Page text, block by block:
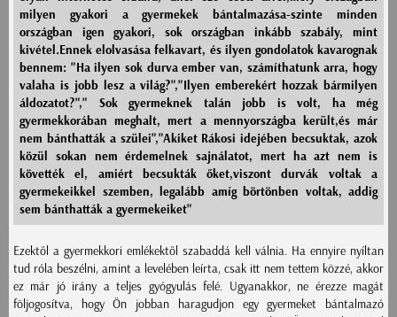
milyen gyakori a gyermekek bántalmazása-szinte minden
országban igen gyakori, sok országban inkább szabály, mint
kivétel.Ennek elolvasása felkavart, és ilyen gondolatok kavarognak
bennem: "Ha ilyen sok durva ember van, számíthatunk arra, hogy
valaha is jobb lesz a világ?","Ilyen emberekért hozzak bármilyen
áldozatot?"," Sok gyermeknek talán jobb is volt, ha még
gyermekkorában meghalt, mert a mennyországba került,és már
nem bánthatták a szülei","Akiket Rákosi idejében becsuktak, azok
közül sokan nem érdemelnek sajnálatot, mert ha azt nem is
követték el, amiért becsukták őket,viszont durvák voltak a
gyermekeikkel szemben, legalább amíg börtönben voltak, addig
sem bánthatták a gyermekeiket"
Ezektől a gyermekkori emlékektől szabaddá kell válnia. Ha ennyire nyíltan
tud róla beszélni, amint a levelében leírta, csak itt nem tettem közzé, akkor
ez már jó irány a teljes gyógyulás felé. Ugyanakkor, ne érezze magát
följogosítva, hogy Ön jobban haragudjon egy gyermeket bántalmazó